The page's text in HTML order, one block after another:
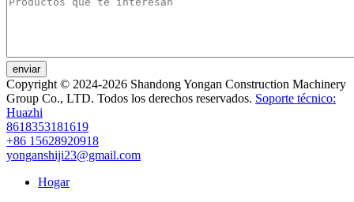
enviar
Copyright © 2024-2026 Shandong Yongan Construction Machinery
Group Co., LTD. Todos los derechos reservados. Soporte técnico:
Huazhi
8618353181619
+86 15628920918
yonganshiji23@gmail.com
Hogar